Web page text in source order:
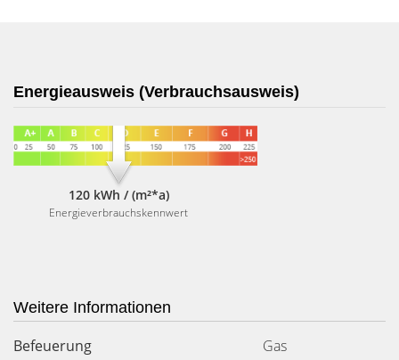
Energieausweis (Verbrauchsausweis)
120 kWh / (m²*a)
Energieverbrauchskennwert
Weitere Informationen
Befeuerung
Gas